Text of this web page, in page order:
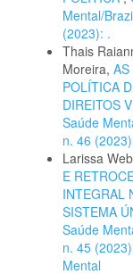
Mental/
(2023): .
Thais
Moreira, AS
POLÍTICA
DIREITOS
Saúde
n. 46
Larissa
E
INTEGRAL
SISTEMA
Saúde
n. 45
Mental